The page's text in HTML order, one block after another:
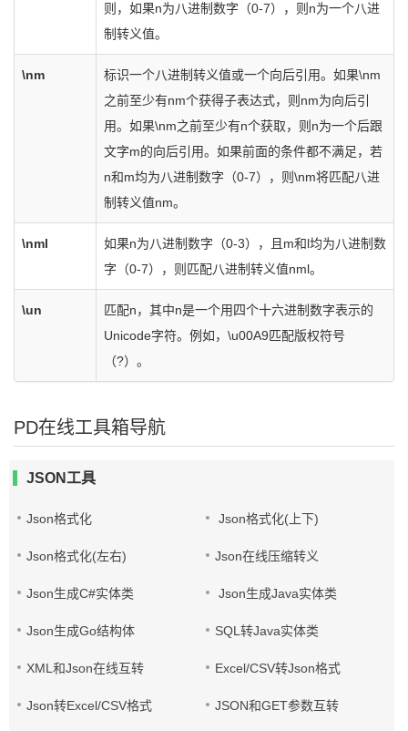
则，如果n为八进制数字（0-7），则n为一个八进
制转义值。
\nm
标识一个八进制转义值或一个向后引用。如果\nm
之前至少有nm个获得子表达式，则nm为向后引
用。如果\nm之前至少有n个获取，则n为一个后跟
文字m的向后引用。如果前面的条件都不满足，若
n和m均为八进制数字（0-7），则\nm将匹配八进
制转义值nm。
\nml
如果n为八进制数字（0-3），且m和l均为八进制数
字（0-7），则匹配八进制转义值nml。
\un
匹配n，其中n是一个用四个十六进制数字表示的
Unicode字符。例如，\u00A9匹配版权符号
（?）。
PD在线工具箱导航
JSON工具
Json格式化 Json格式化(上下)
Json格式化(左右) Json在线压缩转义
Json生成C#实体类 Json生成Java实体类
Json生成Go结构体 SQL转Java实体类
XML和Json在线互转 Excel/CSV转Json格式
Json转Excel/CSV格式 JSON和GET参数互转